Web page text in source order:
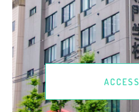
ACCESS